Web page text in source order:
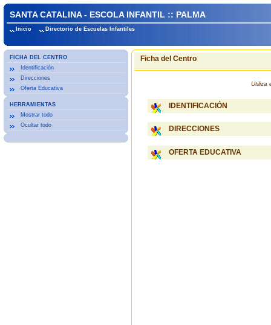
SANTA CATALINA - ESCOLA INFANTIL :: PALMA
Inicio Directorio de Escuelas Infantiles
FICHA DEL CENTRO
Identificación
Direcciones
Oferta Educativa
HERRAMIENTAS
Mostrar todo
Ocultar todo
Ficha del Centro
Utiliza
IDENTIFICACIÓN
DIRECCIONES
OFERTA EDUCATIVA